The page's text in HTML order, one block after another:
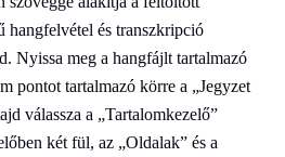
hangfelvétel és transzkripció
Nyissa meg a hangfájlt tartalmazó
pontot tartalmazó körre a „Jegyzet
válassza a „Tartalomkezelő”
két fül, az „Oldalak” és a